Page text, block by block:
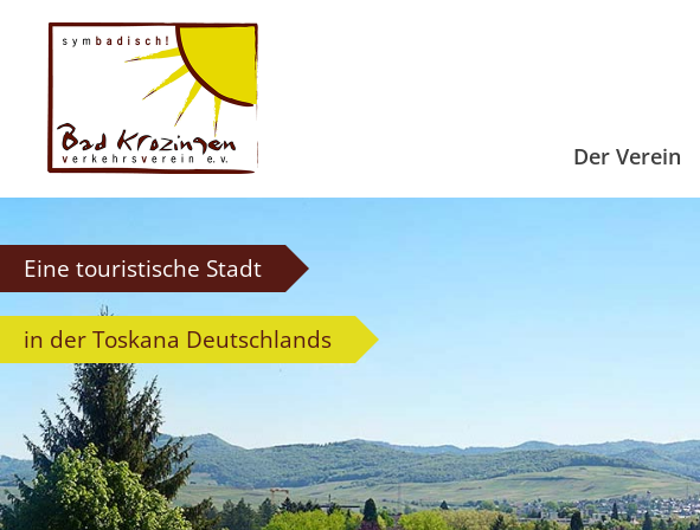
Der Verein
Eine touristische Stadt
in der Toskana Deutschlands